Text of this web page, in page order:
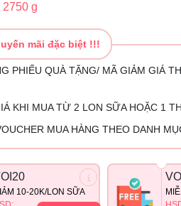
2750 g
mãi đặc biệt !!!
PHIẾU QUÀ TẶNG/ MÃ GIẢM GIÁ
KHI MUA TỪ 2 LON SỮA HOẶC 1
MUA HÀNG THEO DANH
10-20K/LON SỮA